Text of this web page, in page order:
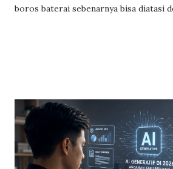
boros baterai sebenarnya bisa diatasi
langkah yang bisa langsung kamu
yang masih nyaman di mata, atau
otomatis supaya HP menyesuaikan
cahaya sekitar. Kalau HP-mu punya
dark mode, karena di layar jenis ini,